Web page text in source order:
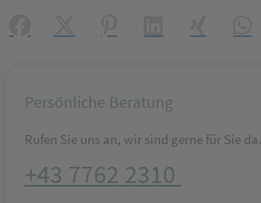
Persönliche Beratung
Rufen Sie uns an, wir sind gerne für Sie da.
+43 7762 2310